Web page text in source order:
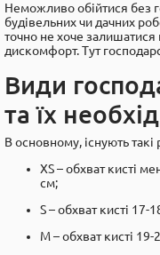
Неможливо обійтися без
будівельних чи дачних
точно не хоче залишатися
дискомфорт. Тут
Види
та їх
В основному, існують
XS – обхват кисті
см;
S – обхват кисті
M – обхват кисті